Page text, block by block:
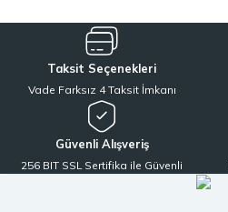
Taksit Seçenekleri
Vade Farksız 4 Taksit İmkanı
Güvenli Alışveriş
256 BIT SSL Sertifika ile Güvenli